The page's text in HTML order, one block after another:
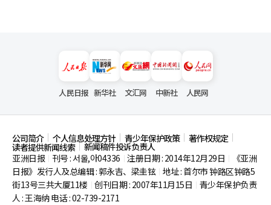
人民日报 新华社 文汇网 中新社 人民网
公司简介 个人信息处理方针 青少年保护政策 著作权规定
读者提供新闻线索
新闻稿件投诉负责人
亚洲日报
刊号 : 서울,아04336 注册日期 : 2014年12月29日
《亚洲
日报》发行人及总编辑 : 郭永吉、梁圭铉 地址 : 首尔市钟路区钟路5
街13号三共大厦11楼 创刊日期 : 2007年11月15日
青少年保护负责
人 : 王海纳 电话 : 02-739-2171